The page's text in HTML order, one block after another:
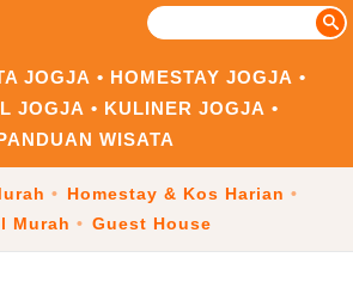
JOGJA
HOMESTAY JOGJA
JOGJA
KULINER JOGJA
WISATA
Homestay & Kos Harian
Murah
Guest House